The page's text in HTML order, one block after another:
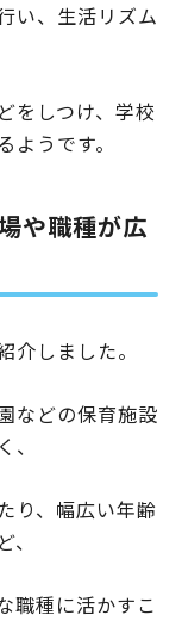
い、生活リズム
をしつけ、学校
うです。
や職種が広
しました。
などの保育施設
り、幅広い年齢
職種に活かすこ